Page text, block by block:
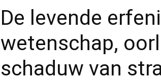
De levende
wetenschap,
schaduw van